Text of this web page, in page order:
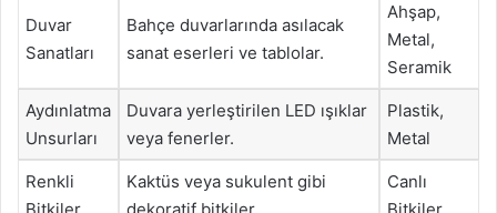
Duvar
Sanatları
Bahçe duvarlarında asılacak
sanat eserleri ve tablolar.
Ahşap,
Metal,
Seramik
Aydınlatma
Unsurları
Duvara yerleştirilen LED ışıklar
veya fenerler.
Plastik,
Metal
Renkli
Kaktüs veya sukulent gibi
Canlı